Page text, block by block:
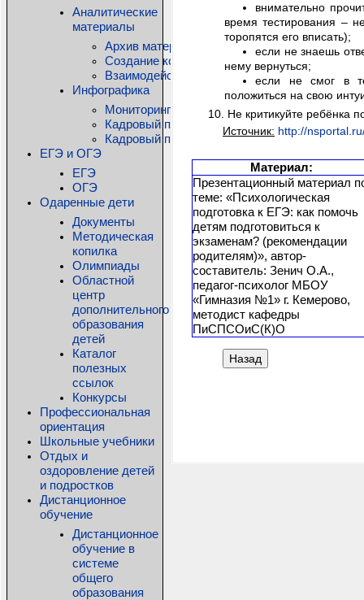
Аналитические
материалы
Архив материалов
Создание комфортной образовательной
Взаимодействие детского сада и семьи:
Инфографика
Мониторинг состояния общего образования
Кадровый потенциал системы дошкольного
Кадровый потенциал системы
ЕГЭ и ОГЭ
ЕГЭ
ОГЭ
Одаренные дети
Документы
Методическая
копилка
Олимпиады
Областной
центр
дополнительного
образования
детей
Каталог
полезных
ссылок
Конкурсы
Профессиональная
ориентация
Школьные учебники
Отдых и
оздоровление детей
и подростков
Дистанционное
обучение
Дистанционное
обучение в
системе
общего
образования
внимательно
время тестирования –
торопятся его вписать);
если не знаешь
нему вернуться;
если не смог в
положиться на свою
10. Не критикуйте ребёнка
Источник: http://
Материал:
Презентационный материал
теме: «Психологическая
подготовка к ЕГЭ: как помочь
детям подготовиться к
экзаменам? (рекомендации
родителям)», автор-
составитель: Зенич О.А.,
педагог-психолог МБОУ
«Гимназия №1» г. Кемерово,
методист кафедры
ПиСПСОиС(К)О
Назад